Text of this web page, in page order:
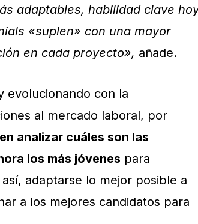
adaptables, habilidad clave
«suplen» con una mayor
en cada proyecto», añade.
evolucionando con la
al mercado laboral, por
analizar cuáles son las
los más jóvenes para
adaptarse lo mejor posible a
a los mejores candidatos para